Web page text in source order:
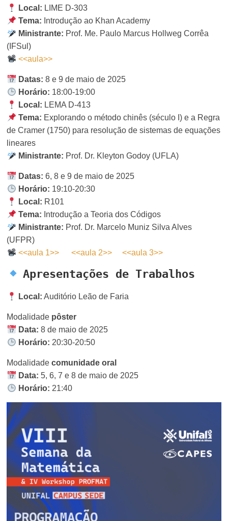
Local: LIME D-303
Tema: Introdução ao Khan Academy
Ministrante: Prof. Me. Paulo Marcus Hollweg Corrêa
(IFSul)
<<aula>>
Datas: 8 e 9 de maio de 2025
Horário: 18:00-19:00
Local: LEMA D-413
Tema: Explorando o método chinês (século I) e a Regra
de Cramer (1750) para resolução de sistemas de equações
lineares
Ministrante: Prof. Dr. Kleyton Godoy (UFLA)
Datas: 6, 8 e 9 de maio de 2025
Horário: 19:10-20:30
Local: R101
Tema: Introdução a Teoria dos Códigos
Ministrante: Prof. Dr. Marcelo Muniz Silva Alves
(UFPR)
<<aula 1>>
<<aula 2>> <<aula 3>>
Apresentações de Trabalhos
Local: Auditório Leão de Faria
Modalidade pôster
Data: 8 de maio de 2025
Horário: 20:30-20:50
Modalidadecomunidade oral
Data: 5, 6, 7 e 8 de maio de 2025
Horário: 21:40